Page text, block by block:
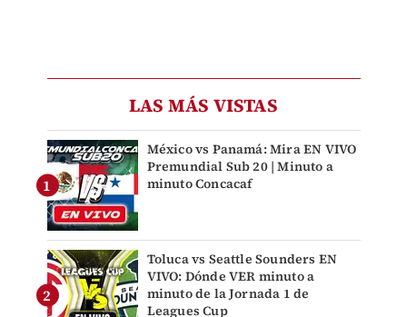
LAS MÁS VISTAS
México vs Panamá: Mira EN VIVO
Premundial Sub 20 | Minuto a
minuto Concacaf
Toluca vs Seattle Sounders EN
VIVO: Dónde VER minuto a
minuto de la Jornada 1 de
Leagues Cup